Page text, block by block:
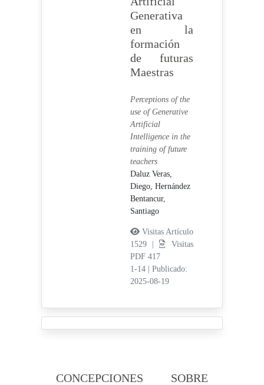
Generativa
en la
formación
de futuras
Maestras
Perceptions of the
use of Generative
Artificial
Intelligence in the
training of future
teachers
Daluz Veras,
Diego, Hernández
Bentancur,
Santiago
Visitas Artículo
1529 |
Visitas
PDF 417
1-14
Publicado:
2025-08-19
CONCEPCIONES SOBRE